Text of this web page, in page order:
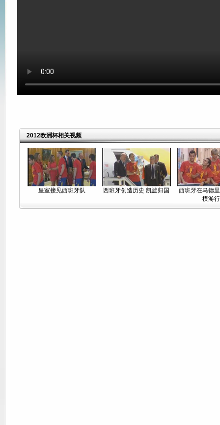
2012欧洲杯相关视频
皇室接见西班牙队 西班牙创造历史 凯旋归国
西班牙在马德
模游行